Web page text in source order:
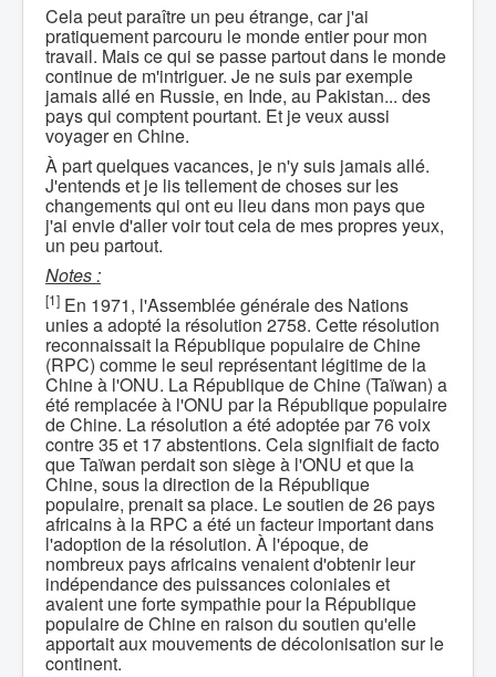
Cela peut paraître un peu étrange, car j'ai
pratiquement parcouru le monde entier pour mon
travail. Mais ce qui se passe partout dans le monde
continue de m'intriguer. Je ne suis par exemple
jamais allé en Russie, en Inde, au Pakistan... des
pays qui comptent pourtant. Et je veux aussi
voyager en Chine.
À part quelques vacances, je n'y suis jamais allé.
J'entends et je lis tellement de choses sur les
changements qui ont eu lieu dans mon pays que
j'ai envie d'aller voir tout cela de mes propres yeux,
un peu partout.
Notes :
[1] En 1971, l'Assemblée générale des Nations
unies a adopté la résolution 2758. Cette résolution
reconnaissait la République populaire de Chine
(RPC) comme le seul représentant légitime de la
Chine à l'ONU. La République de Chine (Taïwan) a
été remplacée à l'ONU par la République populaire
de Chine. La résolution a été adoptée par 76 voix
contre 35 et 17 abstentions. Cela signifiait de facto
que Taïwan perdait son siège à l'ONU et que la
Chine, sous la direction de la République
populaire, prenait sa place. Le soutien de 26 pays
africains à la RPC a été un facteur important dans
l'adoption de la résolution. À l'époque, de
nombreux pays africains venaient d'obtenir leur
indépendance des puissances coloniales et
avaient une forte sympathie pour la République
populaire de Chine en raison du soutien qu'elle
apportait aux mouvements de décolonisation sur le
continent.